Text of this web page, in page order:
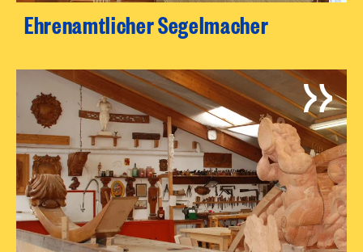
Ehrenamtlicher Segelmacher